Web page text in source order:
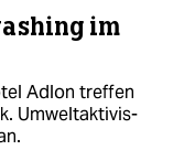
im
Adlon treffen
Um­welt­ak­ti­vis­